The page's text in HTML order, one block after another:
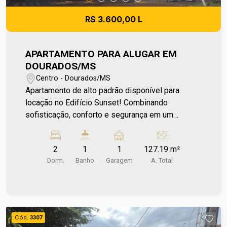
R$ 3.600,00 L
APARTAMENTO PARA ALUGAR EM
DOURADOS/MS
Centro - Dourados/MS
Apartamento de alto padrão disponível para
locação no Edifício Sunset! Combinando
sofisticação, conforto e segurança em um
inteiramente mobiliado, pronto para te receber
com conforto imediato, contando com móveis
planejados de excelente qualidade,
do Edifício Sunset, que oferece portaria 24h,
além de áreas comuns planejadas para o lazer e
2
Dorm.
1
Banho
1
Garagem
127.19 m²
A. Total
Cód. 3307